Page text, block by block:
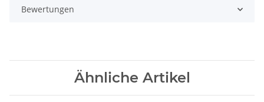
Bewertungen
Ähnliche Artikel